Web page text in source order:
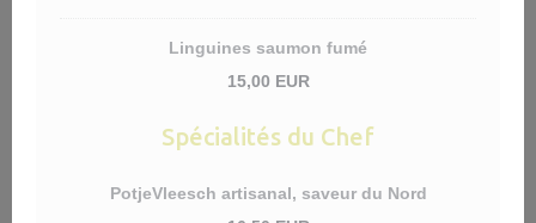
Linguines saumon fumé
15,00 EUR
Spécialités du Chef
PotjeVleesch artisanal, saveur du Nord